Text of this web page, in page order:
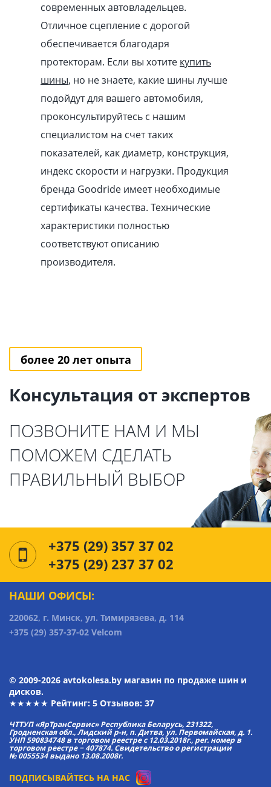
современных автовладельцев.
Отличное сцепление с дорогой
обеспечивается благодаря
протекторам. Если вы хотите купить
шины, но не знаете, какие шины лучше
подойдут для вашего автомобиля,
проконсультируйтесь с нашим
специалистом на счет таких
показателей, как диаметр, конструкция,
индекс скорости и нагрузки. Продукция
бренда Goodride имеет необходимые
сертификаты качества. Технические
характеристики полностью
соответствуют описанию
производителя.
более 20 лет опыта
Консультация от экспертов
ПОЗВОНИТЕ НАМ И МЫ
ПОМОЖЕМ СДЕЛАТЬ
ПРАВИЛЬНЫЙ ВЫБОР
+375 (29) 357 37 02
+375 (29) 237 37 02
НАШИ ОФИСЫ:
220062, г. Минск, ул. Тимирязева, д. 114
+375 (29) 357-37-02 Velcom
© 2009-2026 avtokolesa.by магазин по продаже шин и
дисков.
★★★★★ Рейтинг: 5 Отзывов: 37
ЧТТУП «ЯрТранСервис» Республика Беларусь, 231322,
Гродненская обл., Лидский р-н, п. Дитва, ул. Первомайская, д. 1.
УНП 590834748 в торговом реестре с 12.03.2018г., рег. номер в
торговом реестре − 407874. Свидетельство о регистрации
№ 0055534 выдано 13.08.2008г.
ПОДПИСЫВАЙТЕСЬ НА НАС